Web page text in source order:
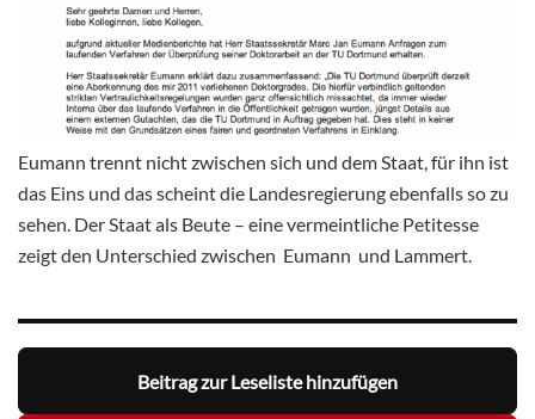
Eumann trennt nicht zwischen sich und dem Staat, für ihn ist
das Eins und das scheint die Landesregierung ebenfalls so zu
sehen. Der Staat als Beute – eine vermeintliche Petitesse
zeigt den Unterschied zwischen Eumann und Lammert.
Beitrag zur Leseliste hinzufügen